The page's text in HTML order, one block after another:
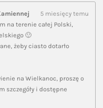
5 miesięcy temu
na terenie całej Polski,
🙂
żeby ciasto dotarło
na Wielkanoc, proszę o
szczegóły i dostępne